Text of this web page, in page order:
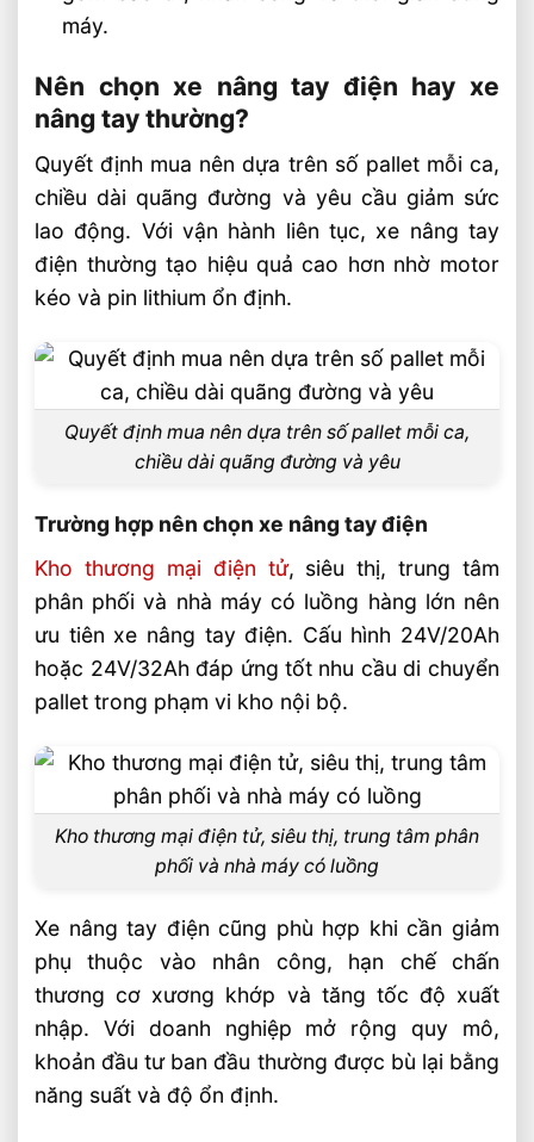
máy.
Nên chọn xe nâng tay điện hay xe
nâng tay thường?
Quyết định mua nên dựa trên số pallet mỗi ca,
chiều dài quãng đường và yêu cầu giảm sức
lao động. Với vận hành liên tục, xe nâng tay
điện thường tạo hiệu quả cao hơn nhờ motor
kéo và pin lithium ổn định.
Quyết định mua nên dựa trên số pallet mỗi ca,
chiều dài quãng đường và yêu
Trường hợp nên chọn xe nâng tay điện
Kho thương mại điện tử, siêu thị, trung tâm
phân phối và nhà máy có luồng hàng lớn nên
ưu tiên xe nâng tay điện. Cấu hình 24V/20Ah
hoặc 24V/32Ah đáp ứng tốt nhu cầu di chuyển
pallet trong phạm vi kho nội bộ.
Kho thương mại điện tử, siêu thị, trung tâm phân
phối và nhà máy có luồng
Xe nâng tay điện cũng phù hợp khi cần giảm
phụ thuộc vào nhân công, hạn chế chấn
thương cơ xương khớp và tăng tốc độ xuất
nhập. Với doanh nghiệp mở rộng quy mô,
khoản đầu tư ban đầu thường được bù lại bằng
năng suất và độ ổn định.